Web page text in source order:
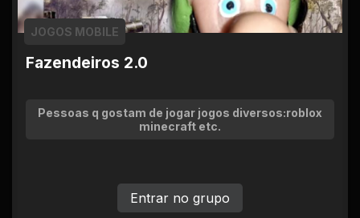
Fazendeiros 2.0
JOGOS MOBILE
Pessoas q gostam de jogar jogos diversos:roblox
minecraft etc.
Entrar no grupo